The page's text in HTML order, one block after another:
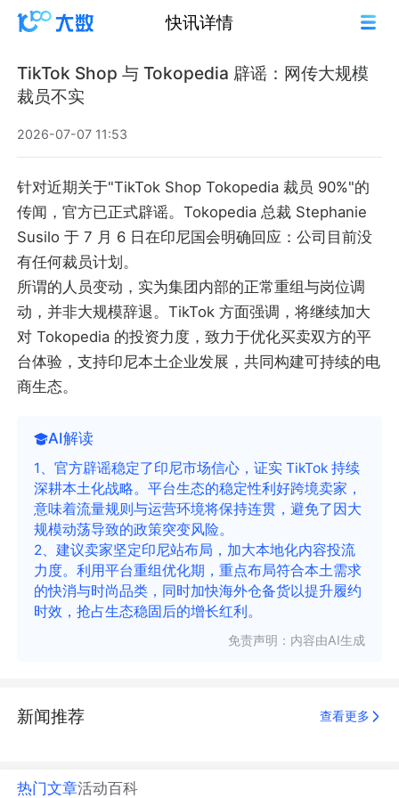
快讯详情
TikTok Shop 与 Tokopedia 辟谣：网传大规模
裁员不实
2026-07-07 11:53
针对近期关于"TikTok Shop Tokopedia 裁员 90%"的
传闻，官方已正式辟谣。Tokopedia 总裁 Stephanie
Susilo 于 7 月 6 日在印尼国会明确回应：公司目前没
有任何裁员计划。
所谓的人员变动，实为集团内部的正常重组与岗位调
动，并非大规模辞退。TikTok 方面强调，将继续加大
对 Tokopedia 的投资力度，致力于优化买卖双方的平
台体验，支持印尼本土企业发展，共同构建可持续的电
商生态。
AI解读
1、官方辟谣稳定了印尼市场信心，证实 TikTok 持续
深耕本土化战略。平台生态的稳定性利好跨境卖家，
意味着流量规则与运营环境将保持连贯，避免了因大
规模动荡导致的政策突变风险。
2、建议卖家坚定印尼站布局，加大本地化内容投流
力度。利用平台重组优化期，重点布局符合本土需求
的快消与时尚品类，同时加快海外仓备货以提升履约
时效，抢占生态稳固后的增长红利。
免责声明：内容由AI生成
新闻推荐 查看更多
热门文章活动百科